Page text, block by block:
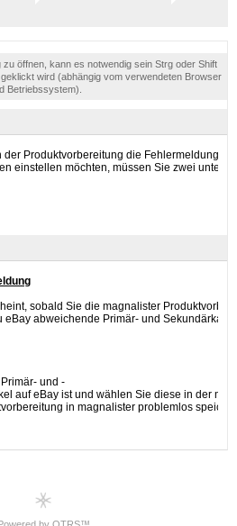
öffnen, kann es notwendig sein Strg oder Shift
wird (abhängig vom verwendeten Browser
Betriebssystem).